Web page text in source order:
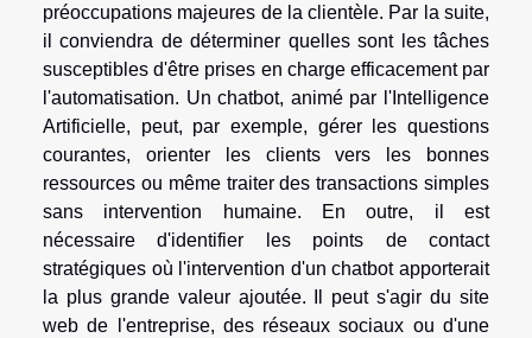
préoccupations majeures de la clientèle. Par la suite,
il conviendra de déterminer quelles sont les tâches
susceptibles d'être prises en charge efficacement par
l'automatisation. Un chatbot, animé par l'Intelligence
Artificielle, peut, par exemple, gérer les questions
courantes, orienter les clients vers les bonnes
ressources ou même traiter des transactions simples
sans intervention humaine. En outre, il est
nécessaire d'identifier les points de contact
stratégiques où l'intervention d'un chatbot apporterait
la plus grande valeur ajoutée. Il peut s'agir du site
web de l'entreprise, des réseaux sociaux ou d'une